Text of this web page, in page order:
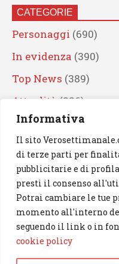
Informativa
Il sito
di terze parti per
pubblicitarie e di
presti il consenso
Potrai cambiare le tue
momento all'interno
seguendo il link o in
cookie policy
CATEGORIE
Personaggi (690)
In evidenza (390)
Top News (389)
Attualità (336)
Eventi(330)
Artisti (241)
News(239)
Cerca
© 2023 Verosettimanale.com.